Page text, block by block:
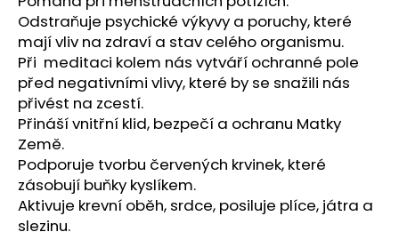
Odstraňuje psychické výkyvy a poruchy, které
mají vliv na zdraví a stav celého organismu.
Při meditaci kolem nás vytváří ochranné pole
před negativními vlivy, které by se snažili nás
přivést na zcestí.
Přináší vnitřní klid, bezpečí a ochranu Matky
Země.
Podporuje tvorbu červených krvinek, které
zásobují buňky kyslíkem.
Aktivuje krevní oběh, srdce, posiluje plíce, játra a
slezinu.
m
e
PARFÉMOVÁ
VODA
-
MAAHIR
LEGACY
-
LATTAFA
100ML
1